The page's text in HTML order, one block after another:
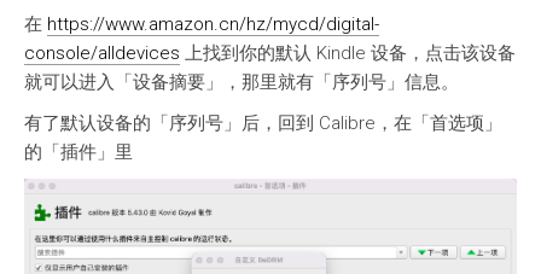
在 https://www.amazon.cn/hz/mycd/digital-
console/alldevices 上找到你的默认 Kindle 设备，点击该设备
就可以进入「设备摘要」，那里就有「序列号」信息。
有了默认设备的「序列号」后，回到 Calibre，在「首选项」
的「插件」里